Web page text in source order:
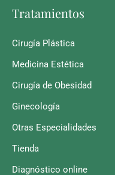
Tratamientos
Cirugía Plástica
Medicina Estética
Cirugía de Obesidad
Ginecología
Otras Especialidades
Tienda
Diagnóstico online